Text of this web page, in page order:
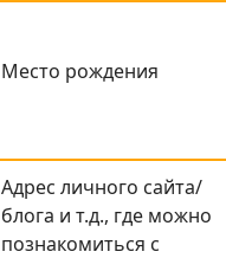
Место рождения
Адрес личного сайта/
блога и т.д., где можно
познакомиться с